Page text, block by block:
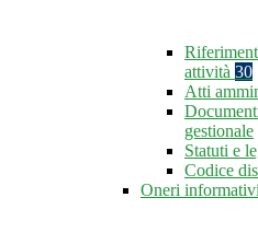
attività 30
Atti
gestionale
Statuti e
Codice
Oneri